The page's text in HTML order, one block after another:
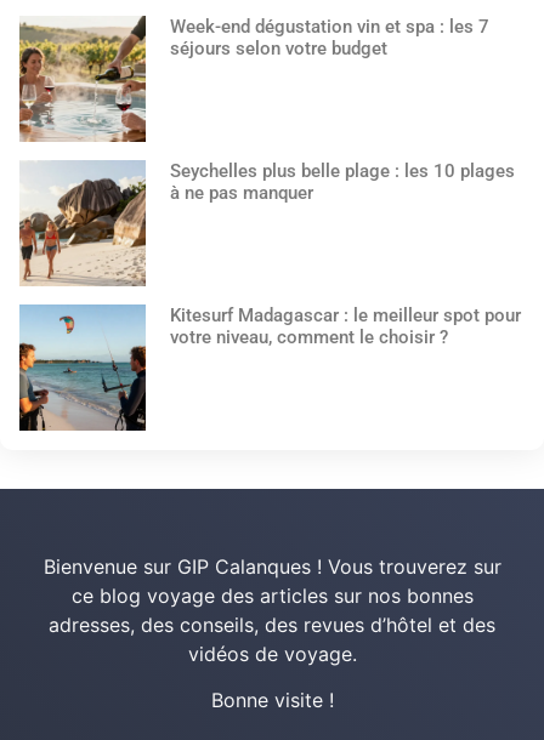
Week-end dégustation vin et spa : les 7
séjours selon votre budget
Seychelles plus belle plage : les 10 plages
à ne pas manquer
Kitesurf Madagascar : le meilleur spot pour
votre niveau, comment le choisir ?
Bienvenue sur GIP Calanques ! Vous trouverez sur
ce blog voyage des articles sur nos bonnes
adresses, des conseils, des revues d’hôtel et des
vidéos de voyage.
Bonne visite !